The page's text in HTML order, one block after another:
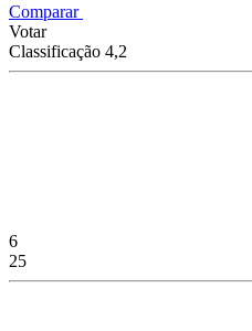
Comparar
Votar
Classificação 4,2
6
25